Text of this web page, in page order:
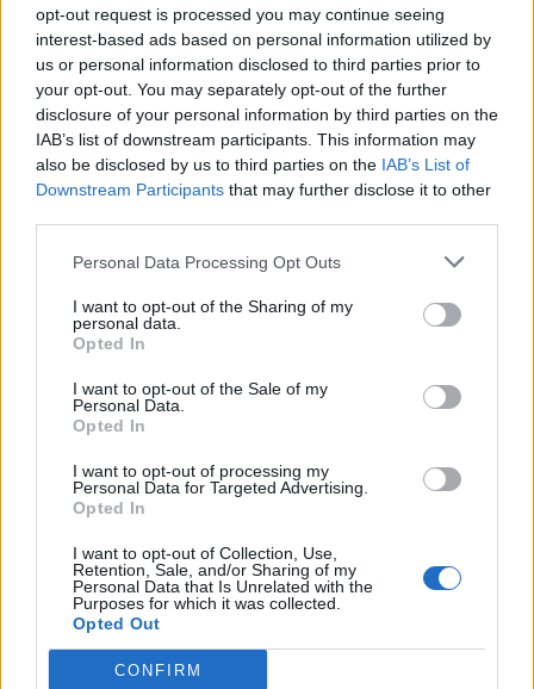
opt-out request is processed you may continue seeing
interest-based ads based on personal information utilized by
us or personal information disclosed to third parties prior to
your opt-out. You may separately opt-out of the further
disclosure of your personal information by third parties on the
IAB’s list of downstream participants. This information may
also be disclosed by us to third parties on the IAB’s List of
Downstream Participants that may further disclose it to other
Personal Data Processing Opt Outs
I want to opt-out of the Sharing of my
personal data.
Opted In
I want to opt-out of the Sale of my
Personal Data.
Opted In
I want to opt-out of processing my
Personal Data for Targeted Advertising.
Opted In
I want to opt-out of Collection, Use,
Retention, Sale, and/or Sharing of my
Personal Data that Is Unrelated with the
Purposes for which it was collected.
Opted Out
CONFIRM
15 dicembre 2023, Noceto (PR)
Italia U23 v IRFU Combined Academies: 45-
10
15 gennaio 2024, Dublino
IRFU Combined Academies v Italia U23: 22-7